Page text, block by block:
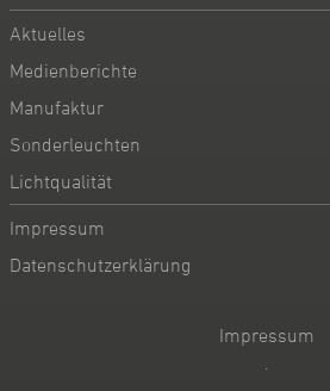
Aktuelles
Medienberichte
Manufaktur
Sonderleuchten
Lichtqualität
Impressum
Datenschutzerklärung
Impressum
·